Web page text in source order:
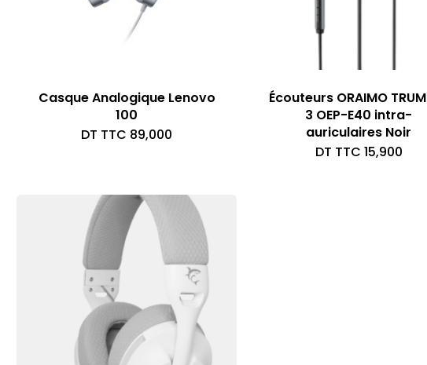
Casque Analogique Lenovo
100
DT TTC 89,000
Écouteurs ORAIMO
3 OEP-E40 intra-
auriculaires Noir
DT TTC 15,900